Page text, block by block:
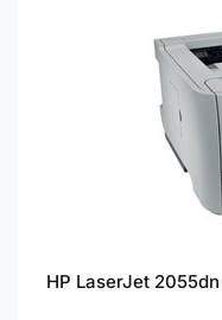
HP LaserJet